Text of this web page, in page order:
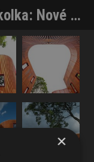
Kodaňská školka: Nové v kontextu starého
×